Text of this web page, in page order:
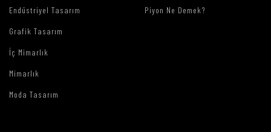
Endüstriyel Tasarım
Grafik Tasarım
İç Mimarlık
Mimarlık
Moda Tasarım
Piyon Ne Demek?